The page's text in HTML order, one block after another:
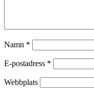
Namn *
E-postadress *
Webbplats